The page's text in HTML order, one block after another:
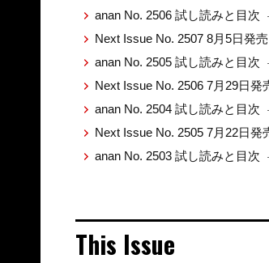
anan No. 2506 試し読みと目次
Next Issue No. 2507 8月5日発売
anan No. 2505 試し読みと目次
Next Issue No. 2506 7月29日発
anan No. 2504 試し読みと目次
Next Issue No. 2505 7月22日発
anan No. 2503 試し読みと目次
This Issue